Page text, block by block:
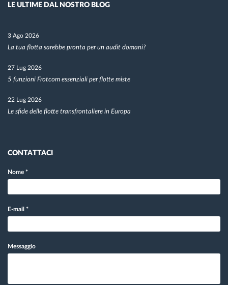
LE ULTIME DAL NOSTRO BLOG
3 Ago 2026
La tua flotta sarebbe pronta per un audit domani?
27 Lug 2026
5 funzioni Frotcom essenziali per flotte miste
22 Lug 2026
Le sfide delle flotte transfrontaliere in Europa
CONTATTACI
Nome *
E-mail *
Messaggio